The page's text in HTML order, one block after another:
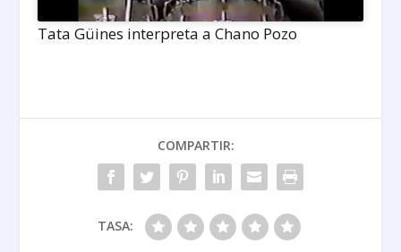
Tata Güines interpreta a Chano Pozo
COMPARTIR:
TASA: